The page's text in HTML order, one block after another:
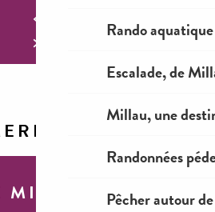
Rando
Escalade, de
Millau, une
Randonnées
Pêcher autour
AUSSI